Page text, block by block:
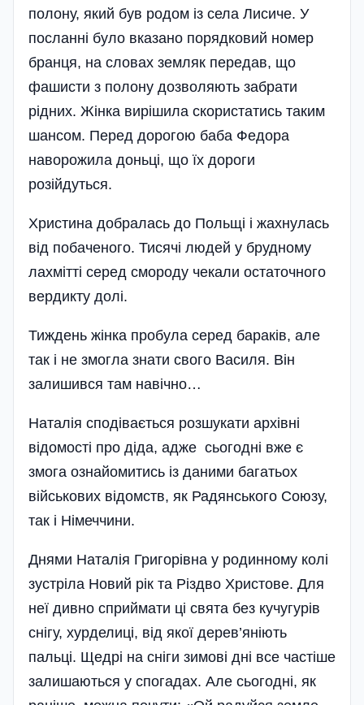
полону, який був родом із села Лисиче. У
посланні було вказано порядковий номер
бранця, на словах земляк передав, що
фашисти з полону дозволяють забрати
рідних. Жінка вирішила скористатись таким
шансом. Перед дорогою баба Федора
наворожила доньці, що їх дороги
розійдуться.
Христина добралась до Польщі і жахнулась
від побаченого. Тисячі людей у брудному
лахмітті серед смороду чекали остаточного
вердикту долі.
Тиждень жінка пробула серед бараків, але
так і не змогла знати свого Василя. Він
залишився там навічно…
Наталія сподівається розшукати архівні
відомості про діда, адже сьогодні вже є
змога ознайомитись із да­ними багатьох
військових відомств, як Радянського Союзу,
так і Німеччини.
Днями Наталія Григорівна у родинному колі
зустріла Новий рік та Різдво Христове. Для
неї дивно сприймати ці свята без кучугурів
снігу, хурделиці, від якої дерев’яніють
пальці. Щедрі на сніги зимові дні все частіше
залишаються у спогадах. Але сьогодні, як